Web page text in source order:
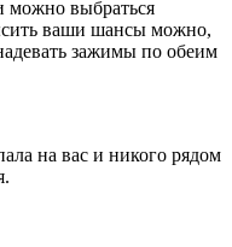
можно выбраться
ваши шансы можно,
зажимы по обеим
на вас и никого рядом